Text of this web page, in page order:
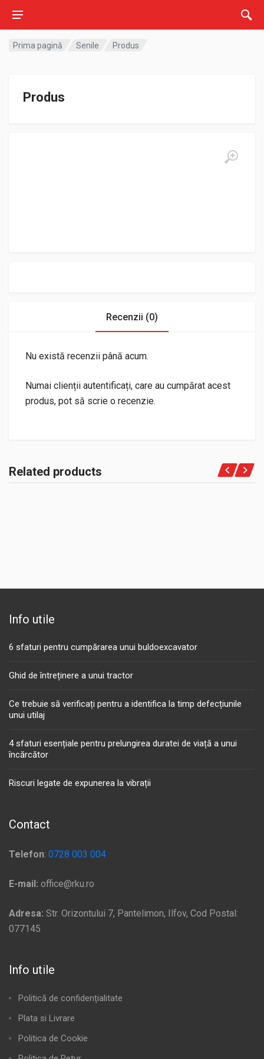
Prima pagină Senile Produs
Produs
Recenzii (0)
Nu există recenzii până acum.
Numai clienții autentificați, care au cumpărat acest
produs, pot să scrie o recenzie.
Related products
Info utile
6 sfaturi pentru cumpărarea unui buldoexcavator
Ghid de întreținere a unui tractor
Ce trebuie să verificați pentru a identifica la timp defecțiunile
unui utilaj
4 sfaturi esențiale pentru prelungirea duratei de viață a unui
încărcător
Riscuri legate de expunerea la vibrații
Contact
Telefon: 0728 003 004
E-mail: office@rku.ro
Adresa: Str. Orizontului 7, Pantelimon, Ilfov, Cod Postal:
077145
Info utile
Politică de confidențialitate
Plata si Livrare
Politica de Cookie